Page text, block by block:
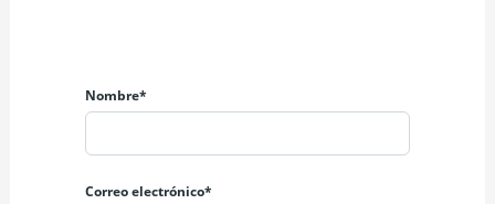
Nombre*
Correo electrónico*